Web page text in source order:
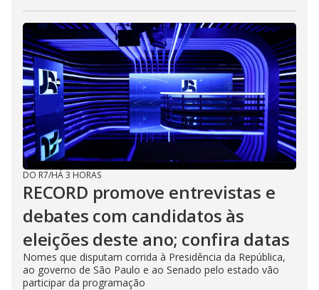
DO R7/HÁ 3 HORAS
RECORD promove entrevistas e
debates com candidatos às
eleições deste ano; confira datas
Nomes que disputam corrida à Presidência da República,
ao governo de São Paulo e ao Senado pelo estado vão
participar da programação